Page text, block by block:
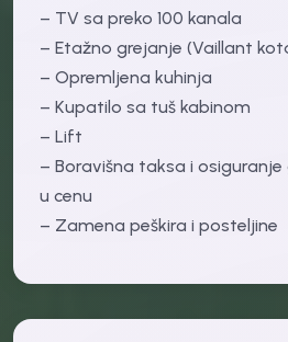
– TV sa preko 100 kanala
– Etažno grejanje (Vaillant
– Opremljena kuhinja
– Kupatilo sa tuš kabinom
– Lift
– Boravišna taksa i
u cenu
– Zamena peškira i posteljine